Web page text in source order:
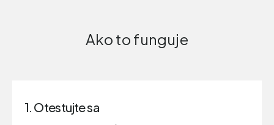
Ako to funguje
1. Otestujte sa